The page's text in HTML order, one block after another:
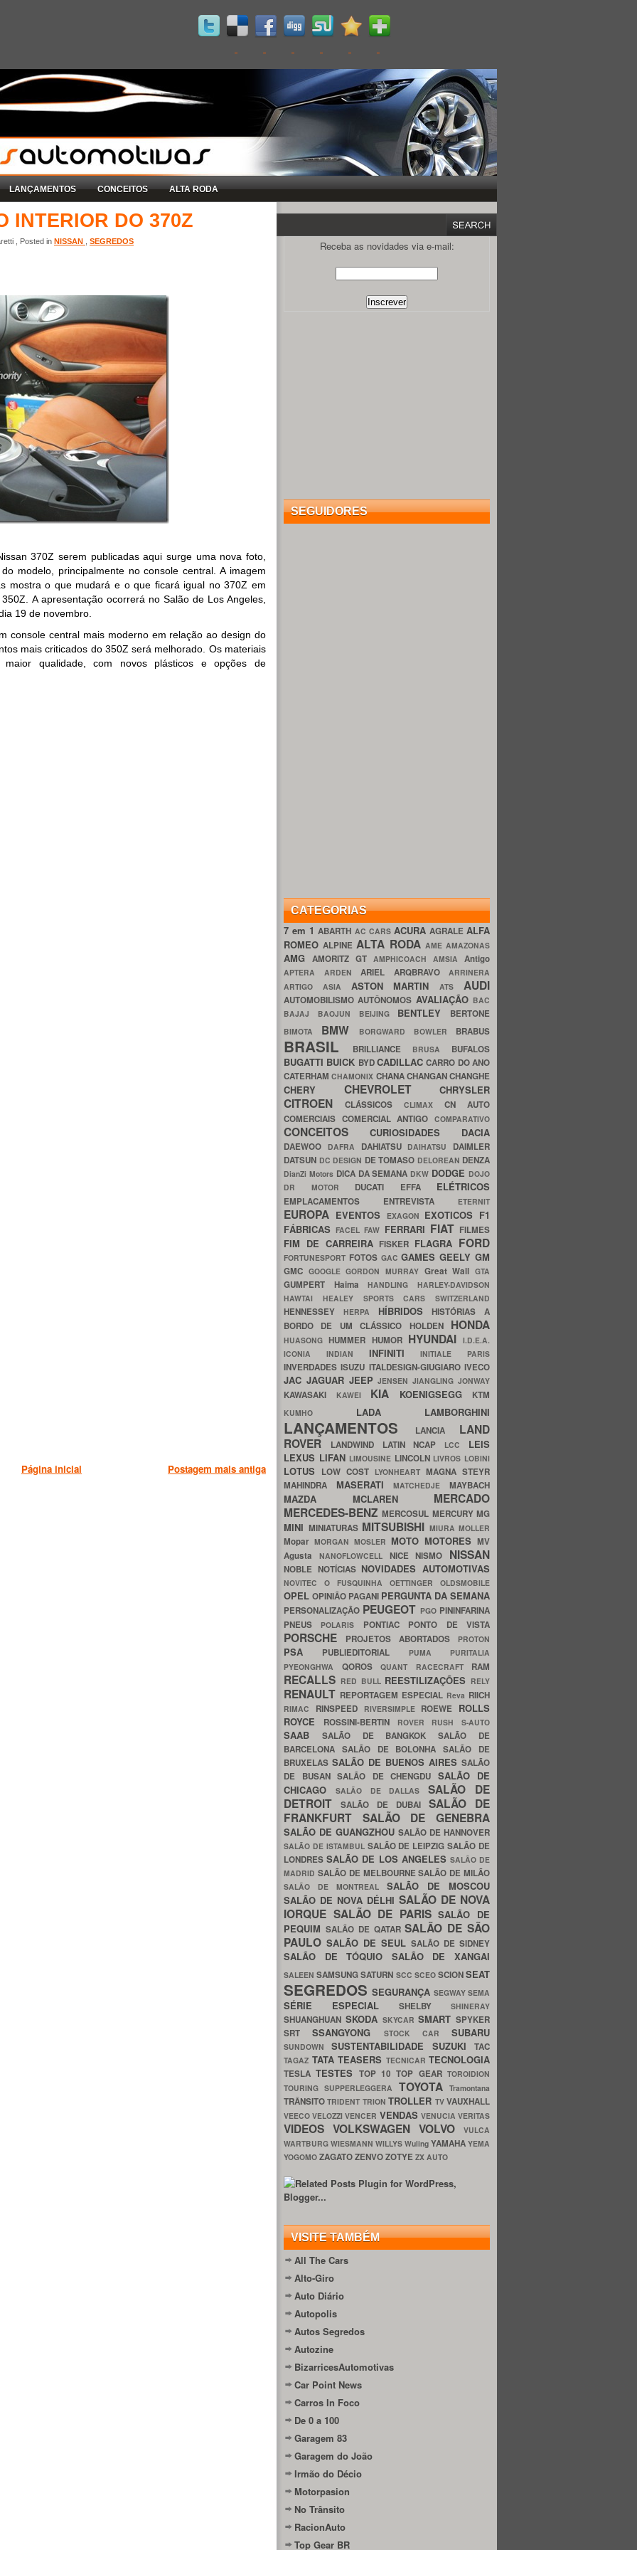
LANÇAMENTOS CONCEITOS ALTA RODA
INTERIOR DO 370Z
, Posted in NISSAN SEGREDOS
370Z serem publicadas aqui surge uma nova foto,
modelo, principalmente no console central. A imagem
mostra o que mudará e o que ficará igual no 370Z em
A apresentação ocorrerá no Salão de Los Angeles,
19 de novembro.
console central mais moderno em relação ao design do
mais criticados do 350Z será melhorado. Os materiais
qualidade, com novos plásticos e opções de
Postagem mais antiga
Página inicial
Receba as novidades via e-mail:
SEGUIDORES
CATEGORIAS
7 em 1ABARTH AC CARS ACURA AGRALE ALFA
ROMEOALPINEALTA RODA AME AMAZONAS
AMG AMORITZ GT AMPHICOACH AMSIA Antigo
APTERA ARDEN ARIEL ARQBRAVO ARRINERA
ARTIGO ASIA ASTON MARTINATS AUDI
AUTOMOBILISMOAUTÔNOMOS AVALIAÇÃO BAC
BAJAJ BAOJUN BEIJING BENTLEY BERTONE
BIMOTA BMW BORGWARD BOWLER BRABUS
BRASIL BRILLIANCE BRUSA BUFALOS
BUGATTI BUICK BYDCADILLACCARRO DO ANO
CATERHAMCHAMONIX CHANACHANGANCHANGHE
CHERY CHEVROLET CHRYSLER
CITROEN CLÁSSICOS CLIMAX CN AUTO
COMERCIAIS COMERCIAL ANTIGOCOMPARATIVO
CONCEITOS CURIOSIDADES DACIA
DAEWOO DAFRA DAHIATSU DAIHATSU DAIMLER
DATSUN DC DESIGN DE TOMASO DELOREAN DENZA
DianZi Motors DICA DA SEMANA DKW DODGE DOJO
DR MOTOR DUCATI EFFA ELÉTRICOS
EMPLACAMENTOS ENTREVISTA ETERNIT
EUROPA EVENTOS EXAGON EXOTICOS F1
FÁBRICASFACELFAW FERRARI FIAT FILMES
FIM DE CARREIRA FISKER FLAGRA FORD
FORTUNESPORT FOTOS GACGAMESGEELYGM
GMC GOOGLEGORDON MURRAY Great WallGTA
GUMPERT HaimaHANDLINGHARLEY-DAVIDSON
HAWTAI HEALEY SPORTS CARS SWITZERLAND
HENNESSEY HERPA HÍBRIDOSHISTÓRIAS A
BORDO DE UM CLÁSSICO HOLDEN HONDA
HUASONGHUMMER HUMOR HYUNDAI I.D.E.A.
ICONIA INDIAN INFINITIINITIALE PARIS
INVERDADESISUZU ITALDESIGN-GIUGIAROIVECO
JAC JAGUAR JEEPJENSENJIANGLINGJONWAY
KAWASAKI KAWEI KIA KOENIGSEGG KTM
KUMHO LADA LAMBORGHINI
LANÇAMENTOS LANCIA LAND
ROVER
LANDWIND LATIN NCAP LCC LEIS
LEXUS LIFAN LIMOUSINE LINCOLN LIVROS LOBINI
LOTUS LOW COST LYONHEART MAGNA STEYR
MAHINDRA MASERATIMATCHEDJEMAYBACH
MAZDA MCLAREN MERCADO
MERCEDES-BENZMERCOSUL MERCURYMG
MINI MINIATURAS MITSUBISHI MIURA MOLLER
Mopar MORGAN MOSLER MOTO MOTORES MV
Agusta NANOFLOWCELL NICENISMO NISSAN
NOBLE NOTÍCIAS NOVIDADES AUTOMOTIVAS
NOVITEC O FUSQUINHA OETTINGER OLDSMOBILE
OPEL OPINIÃO PAGANI PERGUNTA DA SEMANA
PERSONALIZAÇÃO PEUGEOT PGO PININFARINA
PNEUS
POLARIS PONTIAC PONTO DE VISTA
PORSCHE PROJETOS ABORTADOS PROTON
PSA PUBLIEDITORIAL PUMA PURITALIA
PYEONGHWA QOROS QUANT RACECRAFT RAM
RECALLS RED BULL REESTILIZAÇÕES RELY
RENAULT REPORTAGEM ESPECIAL Reva RIICH
RIMAC RINSPEED RIVERSIMPLE ROEWE ROLLS
ROYCE
ROSSINI-BERTIN ROVER RUSH S-AUTO
SAAB SALÃO DE BANGKOKSALÃO DE
BARCELONA SALÃO DE BOLONHASALÃO DE
BRUXELAS SALÃO DE BUENOS AIRES SALÃO
DE BUSAN SALÃO DE CHENGDU SALÃO DE
CHICAGO
SALÃO DE DALLASSALÃO DE
DETROIT
SALÃO DE DUBAI SALÃO DE
FRANKFURT SALÃO DE GENEBRA
SALÃO DE GUANGZHOU SALÃO DE HANNOVER
SALÃO DE ISTAMBUL SALÃO DE LEIPZIGSALÃO DE
LONDRESSALÃO DE LOS ANGELES SALÃO DE
MADRID SALÃO DE MELBOURNESALÃO DE MILÃO
SALÃO DE MONTREAL SALÃO DE MOSCOU
SALÃO DE NOVA DÉLHI SALÃO DE NOVA
IORQUE SALÃO DE PARISSALÃO DE
PEQUIM SALÃO DE QATARSALÃO DE SÃO
PAULO SALÃO DE SEUL SALÃO DE SIDNEY
SALÃO DE TÓQUIO SALÃO DE XANGAI
SALEENSAMSUNGSATURN SCC SCEO SCIONSEAT
SEGREDOSSEGURANÇA SEGWAYSEMA
SÉRIE ESPECIAL SHELBY SHINERAY
SHUANGHUAN SKODA SKYCARSMART SPYKER
SRTSSANGYONG STOCK CAR SUBARU
SUNDOWNSUSTENTABILIDADE SUZUKITAC
TAGAZ TATA TEASERS TECNICAR TECNOLOGIA
TESLATESTES TOP 10TOP GEARTOROIDION
TOURING SUPPERLEGGERA TOYOTATramontana
TRÂNSITOTRIDENT TRIONTROLLER TVVAUXHALL
VEECOVELOZZIVENCER VENDAS VENUCIAVERITAS
VIDEOS VOLKSWAGEN VOLVO
VULCA
WARTBURG WIESMANN WILLYS Wuling YAMAHA YEMA
YOGOMO ZAGATOZENVOZOTYE ZX AUTO
VISITE TAMBÉM
All The Cars
Alto-Giro
Auto Diário
Autopolis
Autos Segredos
Autozine
BizarricesAutomotivas
Car Point News
Carros In Foco
De 0 a 100
Garagem 83
Garagem do João
Irmão do Décio
Motorpasion
No Trânsito
RacionAuto
Top Gear BR